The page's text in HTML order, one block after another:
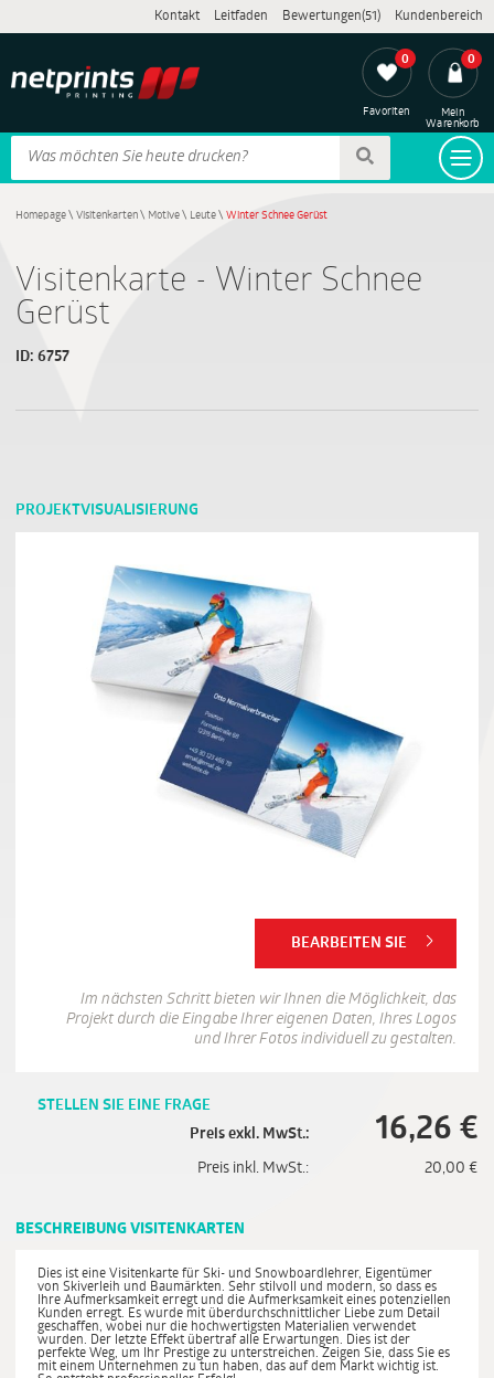
Kontakt Leitfaden Bewertungen(51) Kundenbereich
0
Favoriten
0
Mein
Warenkorb
Homepage\ Visitenkarten\ Motive\ Leute\ Winter Schnee Gerüst
Visitenkarte - Winter Schnee
Gerüst
ID: 6757
PROJEKTVISUALISIERUNG
BEARBEITEN SIE
Im nächsten Schritt bieten wir Ihnen die Möglichkeit, das
Projekt durch die Eingabe Ihrer eigenen Daten, Ihres Logos
und Ihrer Fotos individuell zu gestalten.
STELLEN SIE EINE FRAGE
Preis exkl. MwSt.:
16,26 €
Preis inkl. MwSt.: 20,00 €
BESCHREIBUNG VISITENKARTEN
Dies ist eine Visitenkarte für Ski- und Snowboardlehrer, Eigentümer
von Skiverleih und Baumärkten. Sehr stilvoll und modern, so dass es
Ihre Aufmerksamkeit erregt und die Aufmerksamkeit eines potenziellen
Kunden erregt. Es wurde mit überdurchschnittlicher Liebe zum Detail
geschaffen, wobei nur die hochwertigsten Materialien verwendet
wurden. Der letzte Effekt übertraf alle Erwartungen. Dies ist der
perfekte Weg, um Ihr Prestige zu unterstreichen. Zeigen Sie, dass Sie es
mit einem Unternehmen zu tun haben, das auf dem Markt wichtig ist.